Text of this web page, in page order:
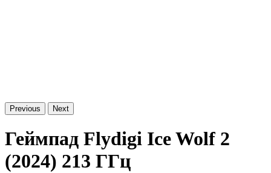
Previous Next
Геймпад Flydigi Ice Wolf 2
(2024) 213 ГГц